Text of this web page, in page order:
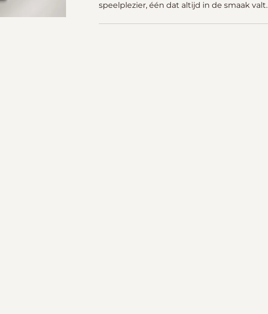
speelplezier, één dat altijd in de smaak valt.